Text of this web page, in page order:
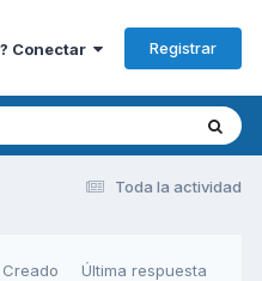
Conectar Registrar
Toda la actividad
Creado Última respuesta